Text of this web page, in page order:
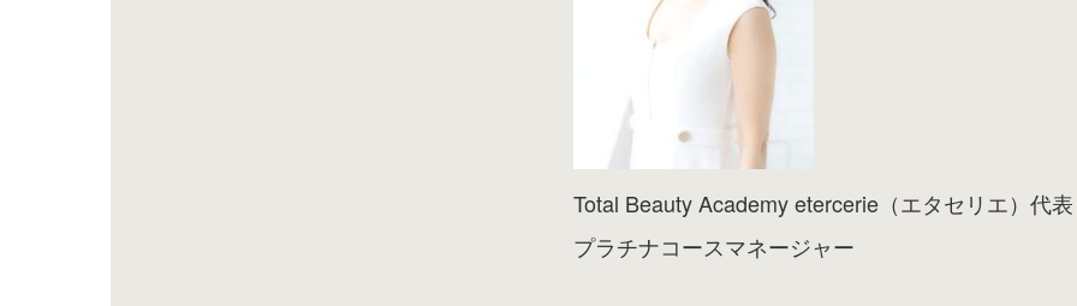
Total Beauty Academy etercerie（エタセリエ）代表
プラチナコースマネージャー